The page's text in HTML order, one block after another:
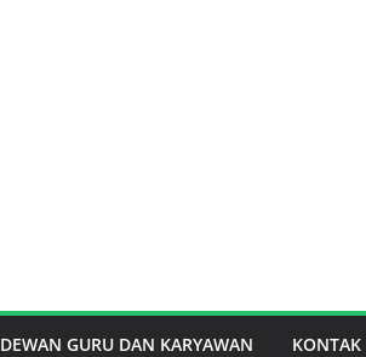
DEWAN GURU DAN KARYAWAN KONTAK